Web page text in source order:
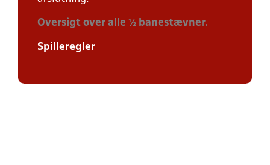
Oversigt over alle ½ banestævner.
Spilleregler